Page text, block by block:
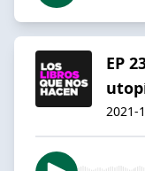
EP
2021-